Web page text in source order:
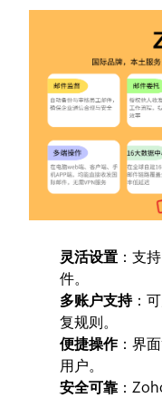
灵活设置 ：支
件。
多账户支持：
复规则。
便捷操作：界
用户。
安全可靠 ：